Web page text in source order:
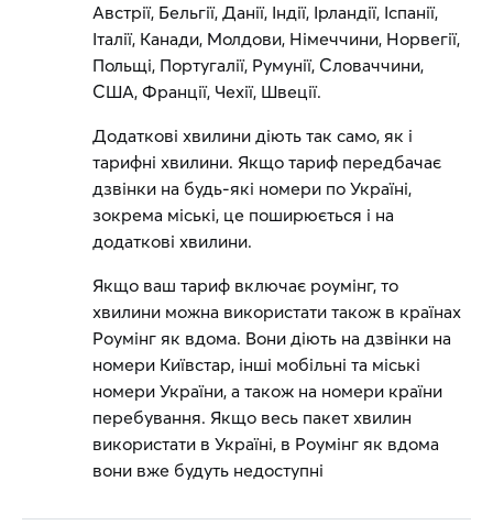
Австрії, Бельгії, Данії, Індії, Ірландії, Іспанії,
Італії, Канади, Молдови, Німеччини, Норвегії,
Польщі, Португалії, Румунії, Словаччини,
США, Франції, Чехії, Швеції.
Додаткові хвилини діють так само, як і
тарифні хвилини. Якщо тариф передбачає
дзвінки на будь-які номери по Україні,
зокрема міські, це поширюється і на
додаткові хвилини.
Якщо ваш тариф включає роумінг, то
хвилини можна використати також в країнах
Роумінг як вдома. Вони діють на дзвінки на
номери Київстар, інші мобільні та міські
номери України, а також на номери країни
перебування. Якщо весь пакет хвилин
використати в Україні, в Роумінг як вдома
вони вже будуть недоступні